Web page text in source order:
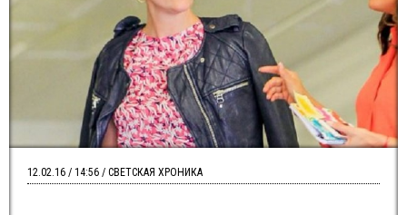
12.02.16 / 14:56 / СВЕТСКАЯ ХРОНИКА